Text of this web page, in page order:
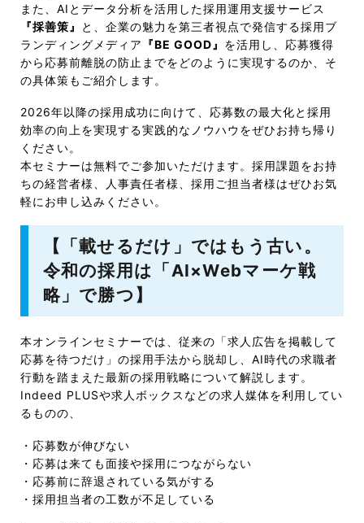
また、AIとデータ分析を活用した採用運用支援サービス
『採善策』 と、企業の魅力を第三者視点で発信する採用ブ
ランディングメディア 『BE GOOD』 を活用し、応募獲得
から応募前離脱の防止までをどのように実現するのか、そ
の具体策もご紹介します。
2026年以降の採用成功に向けて、応募数の最大化と採用
効率の向上を実現する実践的なノウハウをぜひお持ち帰り
ください。
本セミナーは無料でご参加いただけます。採用課題をお持
ちの経営者様、人事責任者様、採用ご担当者様はぜひお気
軽にお申し込みください。
【「載せるだけ」ではもう古い。
令和の採用は「AI×Webマーケ戦
略」で勝つ】
本オンラインセミナーでは、従来の「求人広告を掲載して
応募を待つだけ」の採用手法から脱却し、AI時代の求職者
行動を踏まえた最新の採用戦略について解説します。
Indeed PLUSや求人ボックスなどの求人媒体を利用してい
るものの、
・応募数が伸びない
・応募は来ても面接や採用につながらない
・応募前に辞退されている気がする
・採用担当者の工数が不足している